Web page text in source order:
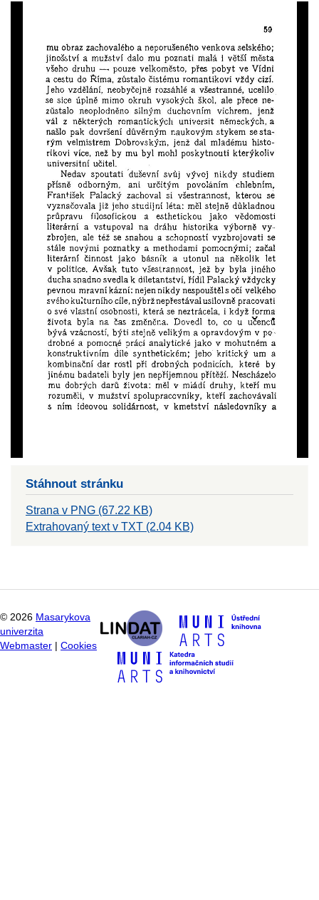
Stáhnout stránku
Strana v PNG (67.22 KB)
Extrahovaný text v TXT (2.04 KB)
© 2026 Masarykova
univerzita
Webmaster
Cookies